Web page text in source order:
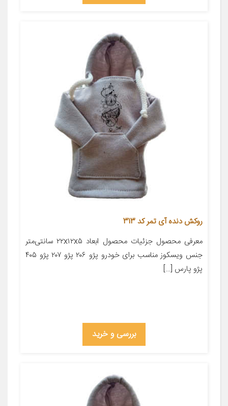
روکش دنده آی تمر کد 313
معرفی محصول جزئیات محصول ابعاد ۲۲x۱۲x۵ سانتی‌متر
جنس ویسکوز مناسب برای خودرو پژو ۲۰۶ پژو ۲۰۷ پژو ۴۰۵
پژو پارس […]
بررسی و خرید